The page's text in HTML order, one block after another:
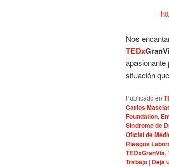
Nos
TEDx
apasionante
situación
Publicado en
Carlos
Foundation,
Síndrome de
Oficial de
Riesgos
TEDxGranVia,
Trabajo | Deja